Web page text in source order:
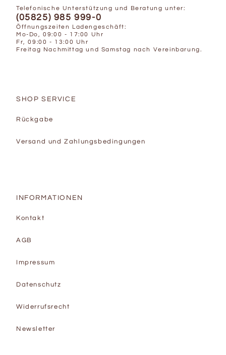
Telefonische Unterstützung und Beratung unter:
(05825) 985 999-0
Öffnungszeiten Ladengeschäft:
Mo-Do, 09:00 - 17:00 Uhr
Fr, 09:00 - 13:00 Uhr
Freitag Nachmittag und Samstag nach Vereinbarung.
SHOP SERVICE
Rückgabe
Versand und Zahlungsbedingungen
INFORMATIONEN
Kontakt
AGB
Impressum
Datenschutz
Widerrufsrecht
Newsletter